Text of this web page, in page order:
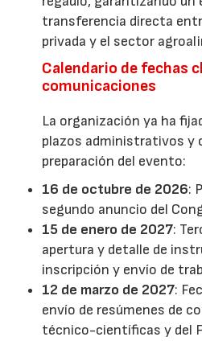
transferencia directa
privada y el sector
Calendario de fechas
comunicaciones
La organización ya ha
plazos administrativos y
preparación del evento:
16 de octubre de 2026:
segundo anuncio del
15 de enero de 2027:
apertura y detalle de
inscripción y envío de
12 de marzo de 2027:
envío de resúmenes de
técnico-científicas y del